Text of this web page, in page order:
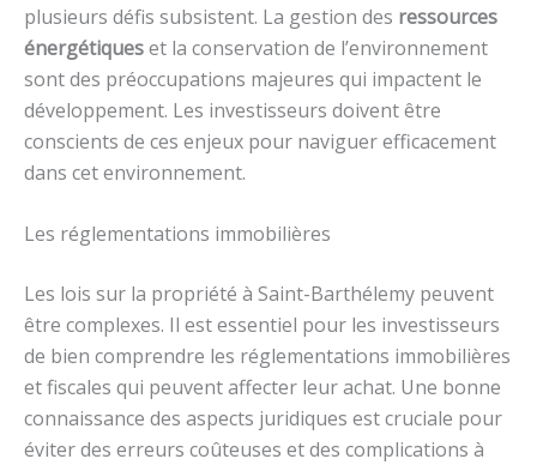
plusieurs défis subsistent. La gestion des ressources
énergétiqueset la conservation de l’environnement
sont des préoccupations majeures qui impactent le
développement. Les investisseurs doivent être
conscients de ces enjeux pour naviguer efficacement
dans cet environnement.
Les réglementations immobilières
Les lois sur la propriété à Saint-Barthélemy peuvent
être complexes. Il est essentiel pour les investisseurs
de bien comprendre les réglementations immobilières
et fiscales qui peuvent affecter leur achat. Une bonne
connaissance des aspects juridiques est cruciale pour
éviter des erreurs coûteuses et des complications à